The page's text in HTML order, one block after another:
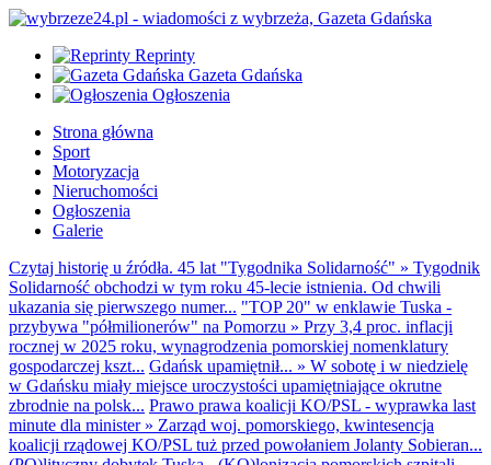
Reprinty
Gazeta Gdańska
Ogłoszenia
Strona główna
Sport
Motoryzacja
Nieruchomości
Ogłoszenia
Galerie
Czytaj historię u źródła. 45 lat "Tygodnika Solidarność" » Tygodnik
Solidarność obchodzi w tym roku 45-lecie istnienia. Od chwili
ukazania się pierwszego numer... "TOP 20" w enklawie Tuska -
przybywa "półmilionerów" na Pomorzu » Przy 3,4 proc. inflacji
rocznej w 2025 roku, wynagrodzenia pomorskiej nomenklatury
gospodarczej kszt... Gdańsk upamiętnił... » W sobotę i w niedzielę
w Gdańsku miały miejsce uroczystości upamiętniające okrutne
zbrodnie na polsk... Prawo prawa koalicji KO/PSL - wyprawka last
minute dla minister» Zarząd woj. pomorskiego, kwintesencja
koalicji rządowej KO/PSL tuż przed powołaniem Jolanty Sobieran...